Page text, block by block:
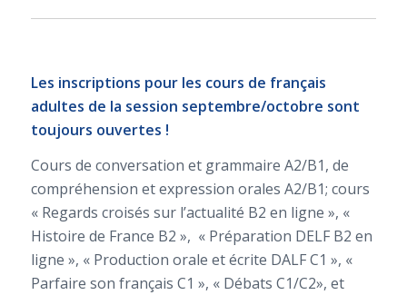
Les inscriptions pour les cours de français
adultes de la session septembre/octobre sont
toujours ouvertes !
Cours de conversation et grammaire A2/B1, de
compréhension et expression orales A2/B1; cours
« Regards croisés sur l’actualité B2 en ligne », «
Histoire de France B2 », « Préparation DELF B2 en
ligne », « Production orale et écrite DALF C1 », «
Parfaire son français C1 », « Débats C1/C2», et